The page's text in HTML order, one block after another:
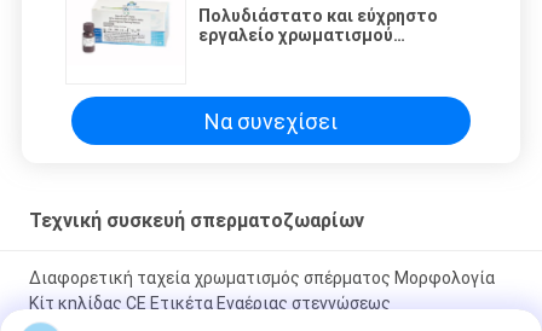
Πολυδιάστατο και εύχρηστο
εργαλείο χρωματισμού
Να συνεχίσει
Τεχνική συσκευή σπερματοζωαρίων
Διαφορετική ταχεία χρωματισμός σπέρματος Μορφολογία
Κίτ κηλίδας CE Ετικέτα Εναέριας στεγνώσεως